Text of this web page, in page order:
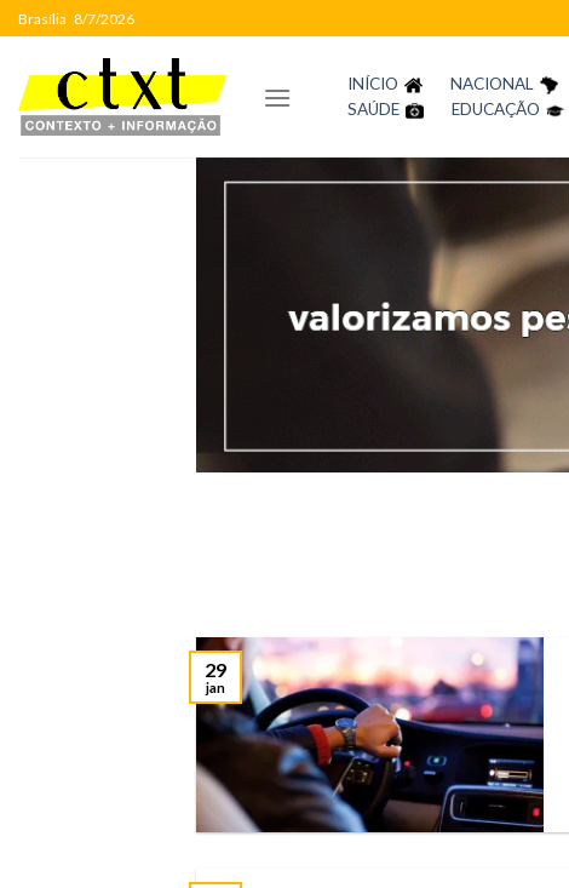
Skip
to
content
Brasília 8/7/2026
INÍCIO NACIONAL
SAÚDE
EDUCAÇÃO
29
jan